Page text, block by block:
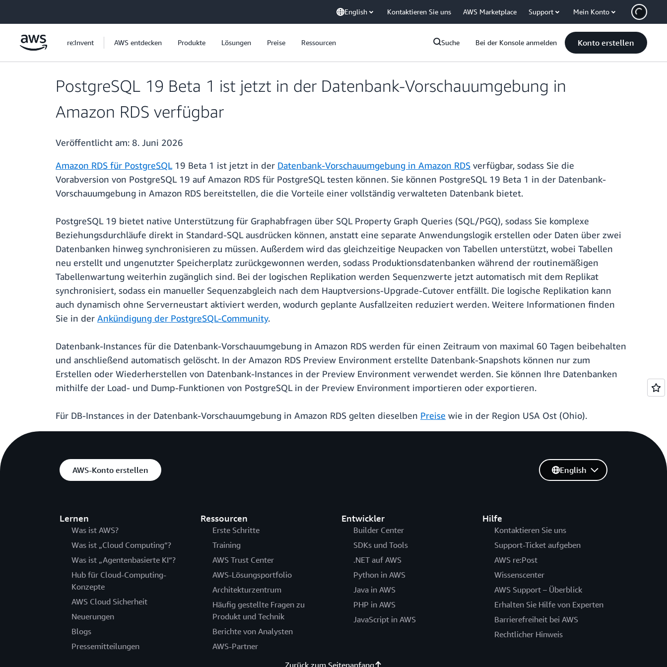
English Kontaktieren Sie uns AWS Marketplace Support Mein Konto
re:Invent AWS entdecken Produkte Lösungen Preise Ressourcen Suche Bei der Konsole anmelden Konto erstellen
PostgreSQL 19 Beta 1 ist jetzt in der Datenbank-Vorschauumgebung in
Amazon RDS verfügbar
Veröffentlicht am: 8. Juni 2026
Amazon RDS für PostgreSQL19 Beta 1 ist jetzt in der Datenbank-Vorschauumgebung in Amazon RDS verfügbar, sodass Sie die
Vorabversion von PostgreSQL 19 auf Amazon RDS für PostgreSQL testen können. Sie können PostgreSQL 19 Beta 1 in der Datenbank-
Vorschauumgebung in Amazon RDS bereitstellen, die die Vorteile einer vollständig verwalteten Datenbank bietet.
PostgreSQL 19 bietet native Unterstützung für Graphabfragen über SQL Property Graph Queries (SQL/PGQ), sodass Sie komplexe
Beziehungsdurchläufe direkt in Standard-SQL ausdrücken können, anstatt eine separate Anwendungslogik erstellen oder Daten über zwei
Datenbanken hinweg synchronisieren zu müssen. Außerdem wird das gleichzeitige Neupacken von Tabellen unterstützt, wobei Tabellen
neu erstellt und ungenutzter Speicherplatz zurückgewonnen werden, sodass Produktionsdatenbanken während der routinemäßigen
Tabellenwartung weiterhin zugänglich sind. Bei der logischen Replikation werden Sequenzwerte jetzt automatisch mit dem Replikat
synchronisiert, sodass ein manueller Sequenzabgleich nach dem Hauptversions-Upgrade-Cutover entfällt. Die logische Replikation kann
auch dynamisch ohne Serverneustart aktiviert werden, wodurch geplante Ausfallzeiten reduziert werden. Weitere Informationen finden
Sie in der Ankündigung der PostgreSQL-Community.
Datenbank-Instances für die Datenbank-Vorschauumgebung in Amazon RDS werden für einen Zeitraum von maximal 60 Tagen beibehalten
und anschließend automatisch gelöscht. In der Amazon RDS Preview Environment erstellte Datenbank-Snapshots können nur zum
Erstellen oder Wiederherstellen von Datenbank-Instances in der Preview Environment verwendet werden. Sie können Ihre Datenbanken
mithilfe der Load- und Dump-Funktionen von PostgreSQL in der Preview Environment importieren oder exportieren.
Für DB-Instances in der Datenbank-Vorschauumgebung in Amazon RDS gelten dieselben Preise wie in der Region USA Ost (Ohio).
AWS-Konto erstellen
Lernen
Was ist AWS?
Was ist „Cloud Computing“?
Was ist „Agentenbasierte KI“?
Hub für Cloud-Computing-
Konzepte
AWS Cloud Sicherheit
Neuerungen
Blogs
Pressemitteilungen
Ressourcen
Erste Schritte
Training
AWS Trust Center
AWS-Lösungsportfolio
Architekturzentrum
Häufig gestellte Fragen zu
Produkt und Technik
Berichte von Analysten
AWS-Partner
Entwickler
Builder Center
SDKs und Tools
.NET auf AWS
Python in AWS
Java in AWS
PHP in AWS
JavaScript in AWS
Hilfe
Kontaktieren Sie uns
Support-Ticket aufgeben
AWS re:Post
Wissenscenter
AWS Support – Überblick
Erhalten Sie Hilfe von Experten
Barrierefreiheit bei AWS
Rechtlicher Hinweis
English